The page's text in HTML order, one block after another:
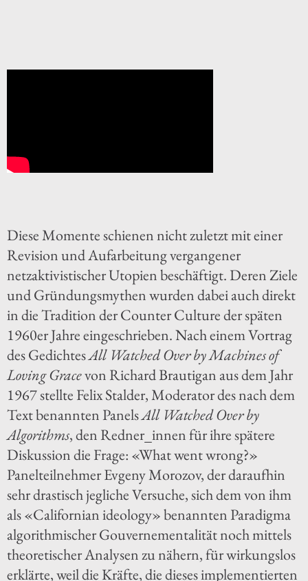
Diese Momente schienen nicht zuletzt mit einer
Revision und Aufarbeitung vergangener
netzaktivistischer Utopien beschäftigt. Deren Ziele
und Gründungsmythen wurden dabei auch direkt
in die Tradition der Counter Culture der späten
1960er Jahre eingeschrieben. Nach einem Vortrag
des GedichtesAll Watched Over by Machines of
Loving Gracevon Richard Brautigan aus dem Jahr
1967 stellte Felix Stalder, Moderator des nach dem
Text benannten PanelsAll Watched Over by
Algorithms, den Redner_innen für ihre spätere
Diskussion die Frage: «What went wrong?»
Panelteilnehmer Evgeny Morozov, der daraufhin
sehr drastisch jegliche Versuche, sich dem von ihm
als «Californian ideology» benannten Paradigma
algorithmischer Gouvernementalität noch mittels
theoretischer Analysen zu nähern, für wirkungslos
erklärte, weil die Kräfte, die dieses implementierten